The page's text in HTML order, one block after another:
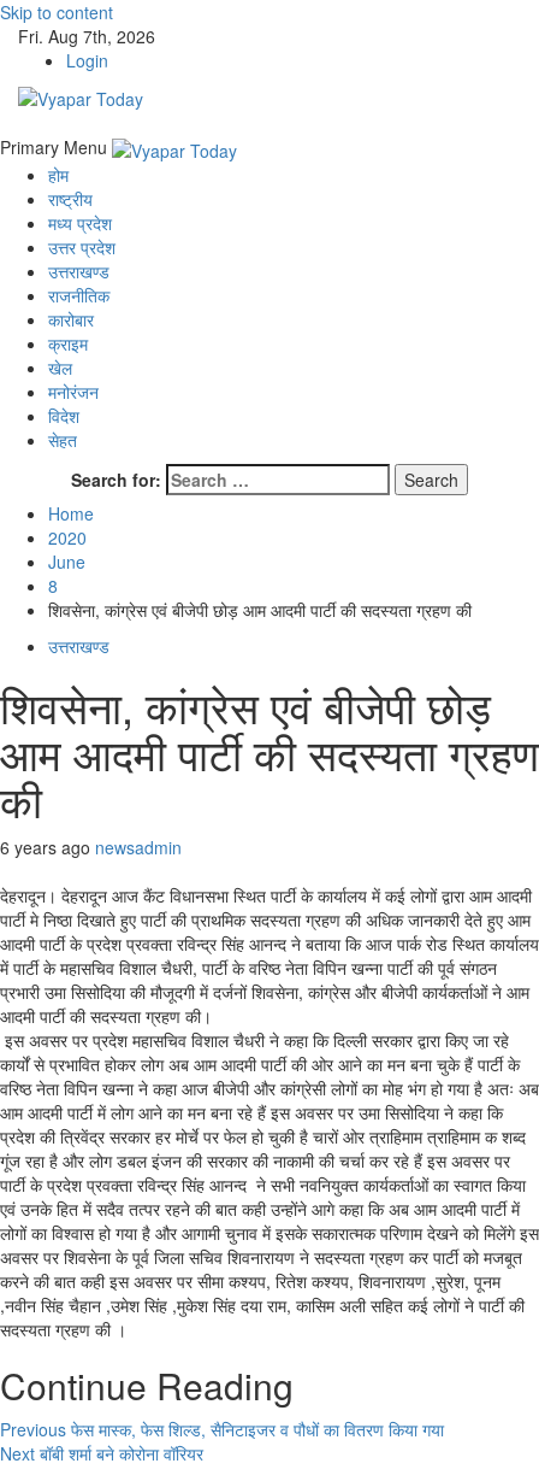
Skip to content
Fri. Aug 7th, 2026
Login
Primary Menu
होम
राष्ट्रीय
मध्य प्रदेश
उत्तर प्रदेश
उत्तराखण्ड
राजनीतिक
कारोबार
क्राइम
खेल
मनोरंजन
विदेश
सेहत
Search for:
Home
2020
June
8
शिवसेना, कांग्रेस एवं बीजेपी छोड़ आम आदमी पार्टी की सदस्यता ग्रहण की
उत्तराखण्ड
शिवसेना, कांग्रेस एवं बीजेपी छोड़
आम आदमी पार्टी की सदस्यता ग्रहण
की
6 years ago newsadmin
देहरादून। देहरादून आज कैंट विधानसभा स्थित पार्टी के कार्यालय में कई लोगों द्वारा आम आदमी
पार्टी मे निष्ठा दिखाते हुए पार्टी की प्राथमिक सदस्यता ग्रहण की अधिक जानकारी देते हुए आम
आदमी पार्टी के प्रदेश प्रवक्ता रविन्द्र सिंह आनन्द ने बताया कि आज पार्क रोड स्थित कार्यालय
में पार्टी के महासचिव विशाल चैधरी, पार्टी के वरिष्ठ नेता विपिन खन्ना पार्टी की पूर्व संगठन
प्रभारी उमा सिसोदिया की मौजूदगी में दर्जनों शिवसेना, कांग्रेस और बीजेपी कार्यकर्ताओं ने आम
आदमी पार्टी की सदस्यता ग्रहण की।
इस अवसर पर प्रदेश महासचिव विशाल चैधरी ने कहा कि दिल्ली सरकार द्वारा किए जा रहे
कार्यों से प्रभावित होकर लोग अब आम आदमी पार्टी की ओर आने का मन बना चुके हैं पार्टी के
वरिष्ठ नेता विपिन खन्ना ने कहा आज बीजेपी और कांग्रेसी लोगों का मोह भंग हो गया है अतः अब
आम आदमी पार्टी में लोग आने का मन बना रहे हैं इस अवसर पर उमा सिसोदिया ने कहा कि
प्रदेश की त्रिवेंद्र सरकार हर मोर्चे पर फेल हो चुकी है चारों ओर त्राहिमाम त्राहिमाम क शब्द
गूंज रहा है और लोग डबल इंजन की सरकार की नाकामी की चर्चा कर रहे हैं इस अवसर पर
पार्टी के प्रदेश प्रवक्ता रविन्द्र सिंह आनन्द ने सभी नवनियुक्त कार्यकर्ताओं का स्वागत किया
एवं उनके हित में सदैव तत्पर रहने की बात कही उन्होंने आगे कहा कि अब आम आदमी पार्टी में
लोगों का विश्वास हो गया है और आगामी चुनाव में इसके सकारात्मक परिणाम देखने को मिलेंगे इस
अवसर पर शिवसेना के पूर्व जिला सचिव शिवनारायण ने सदस्यता ग्रहण कर पार्टी को मजबूत
करने की बात कही इस अवसर पर सीमा कश्यप, रितेश कश्यप, शिवनारायण ,सुरेश, पूनम
,नवीन सिंह चैहान ,उमेश सिंह ,मुकेश सिंह दया राम, कासिम अली सहित कई लोगों ने पार्टी की
सदस्यता ग्रहण की ।
Continue Reading
Previous फेस मास्क, फेस शिल्ड, सैनिटाइजर व पौधों का वितरण किया गया
Next बॉबी शर्मा बने कोरोना वॉरियर